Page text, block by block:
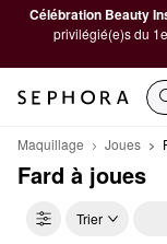
Célébration Beauty
privilégié(e)s du
Maquillage Joues
Fard à joues
Trier